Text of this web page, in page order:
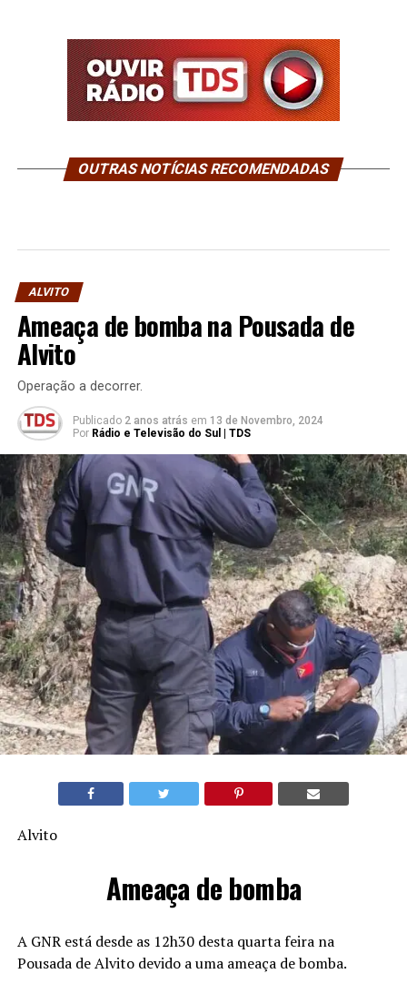
OUTRAS NOTÍCIAS RECOMENDADAS
ALVITO
Ameaça de bomba na Pousada de
Alvito
Operação a decorrer.
Publicado 2 anos atrás em 13 de Novembro, 2024
Por Rádio e Televisão do Sul | TDS
Alvito
Ameaça de bomba
A GNR está desde as 12h30 desta quarta feira na
Pousada de Alvito devido a uma ameaça de bomba.